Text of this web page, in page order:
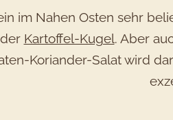
im Nahen Osten sehr
Kartoffel-Kugel. Aber
Koriander-Salat wird